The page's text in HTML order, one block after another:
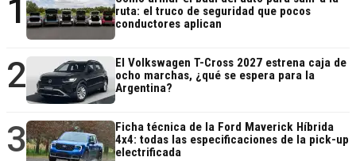
1
ruta: el truco de seguridad que pocos
conductores aplican
2
El Volkswagen T-Cross 2027 estrena caja de
ocho marchas, ¿qué se espera para la
Argentina?
3
Ficha técnica de la Ford Maverick Híbrida
4x4: todas las especificaciones de la pick-up
electrificada